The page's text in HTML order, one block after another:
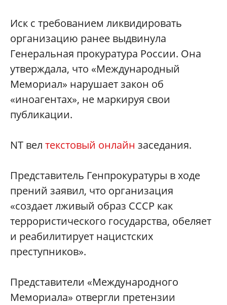
Иск с требованием ликвидировать
организацию ранее выдвинула
Генеральная прокуратура России. Она
утверждала, что «Международный
Мемориал» нарушает закон об
«иноагентах», не маркируя свои
публикации.
NT вел текстовый онлайн заседания.
Представитель Генпрокуратуры в ходе
прений заявил, что организация
«создает лживый образ СССР как
террористического государства, обеляет
и реабилитирует нацистских
преступников».
Представители «Международного
Мемориала» отвергли претензии